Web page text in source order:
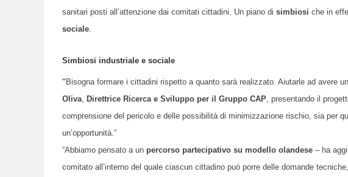
sanitari posti all’attenzione dai comitati cittadini. Un piano di simbiosi che in
sociale.
Simbiosi industriale e sociale
“Bisogna formare i cittadini rispetto a quanto sarà realizzato. Aiutarle ad avere
Oliva, Direttrice Ricerca e Sviluppo per il Gruppo CAP, presentando il
comprensione del pericolo e delle possibilità di minimizzazione rischio, sia per
un’opportunità.”
“Abbiamo pensato a un percorso partecipativo su modello olandese – ha
comitato all’interno del quale ciascun cittadino può porre delle domande